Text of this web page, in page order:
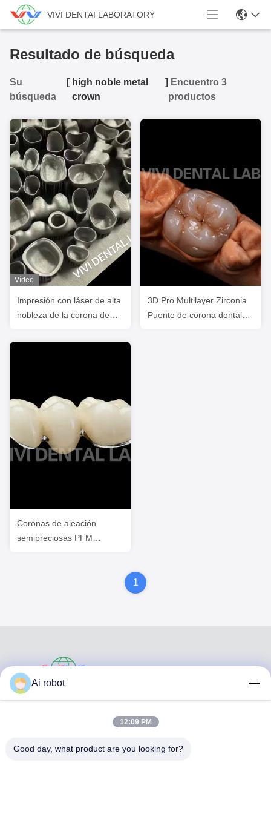
VIVI DENTAI LABORATORY
Resultado de búsqueda
Su
búsqueda
[ high noble metal
crown
] Encuentro 3
productos
Vídeo
Impresión con láser de alta
nobleza de la corona de
Free PFM
3D Pro Multilayer Zirconia
Puente de corona dental
Coronas de aleación
semipreciosas PFM
1
VIVI DENTAI
Ai robot
12:09 PM
Good day, what product are you looking for?